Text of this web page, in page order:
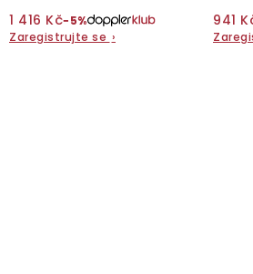
1 416 Kč−5%
Zaregistrujte se ›
941